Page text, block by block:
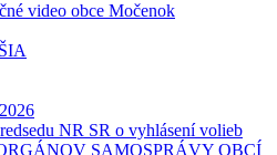
video obce Močenok
NR SR o vyhlásení volieb
SAMOSPRÁVY OBCÍ